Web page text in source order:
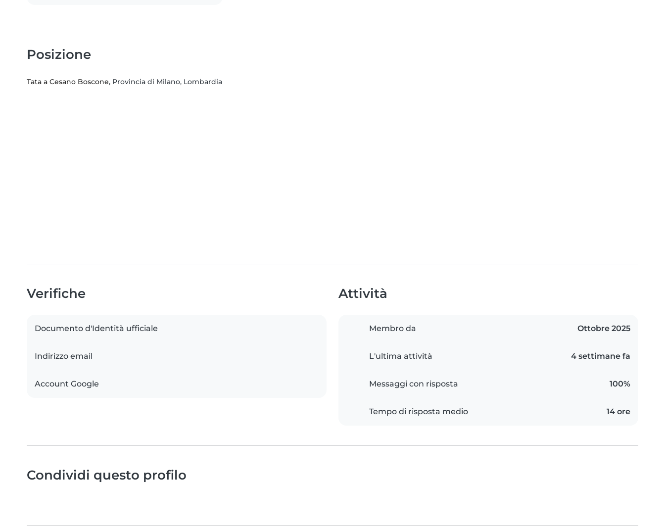
Posizione
Tata a Cesano Boscone, Provincia di Milano, Lombardia
Verifiche
Documento d'Identità ufficiale
Indirizzo email
Account Google
Attività
Membro da Ottobre 2025
L'ultima attività 4 settimane fa
Messaggi con risposta 100%
Tempo di risposta medio 14 ore
Condividi questo profilo